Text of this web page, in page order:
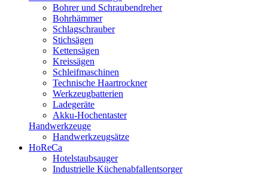
Bohrer und Schraubendreher
Bohrhämmer
Schlagschrauber
Stichsägen
Kettensägen
Kreissägen
Schleifmaschinen
Technische Haartrockner
Werkzeugbatterien
Ladegeräte
Akku-Hochentaster
Handwerkzeuge
Handwerkzeugsätze
HoReCa
Hotelstaubsauger
Industrielle Küchenabfallentsorger